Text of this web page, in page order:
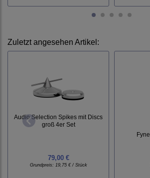
Zuletzt angesehen Artikel:
Audio Selection Spikes mit Discs
groß 4er Set
79,00 €
Grundpreis: 19,75 € / Stück